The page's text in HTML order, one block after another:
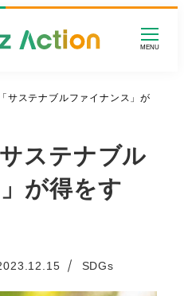
MENU
サステナブルファイナンス」が
ステナブル
が得をす
カテゴリー
SDGs